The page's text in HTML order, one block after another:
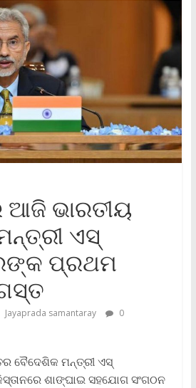
ଆଜି ଭାରତୀୟ
ଏସ୍
ପ୍ରଥମ
Jayaprada samantaray
0
ବୈଦେଶିକ ମନ୍ତ୍ରୀ ଏସ୍
ଶାଙ୍ଘାଇ ସହଯୋଗ ସଂଗଠନ